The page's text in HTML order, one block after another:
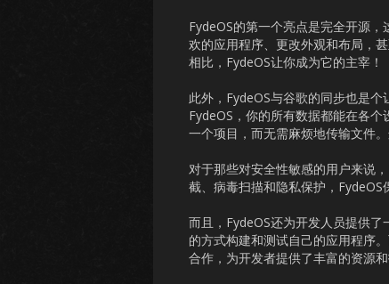
FydeOS的第一个亮点是完全开源
欢的应用程序、更改外观和布局，
相比，FydeOS让你成为它的主宰！
此外，FydeOS与谷歌的同步也是
FydeOS，你的所有数据都能在各
一个项目，而无需麻烦地传输文件
对于那些对安全性敏感的用户来说
截、病毒扫描和隐私保护，FydeOS
而且，FydeOS还为开发人员提供
的方式构建和测试自己的应用程
合作，为开发者提供了丰富的资源和